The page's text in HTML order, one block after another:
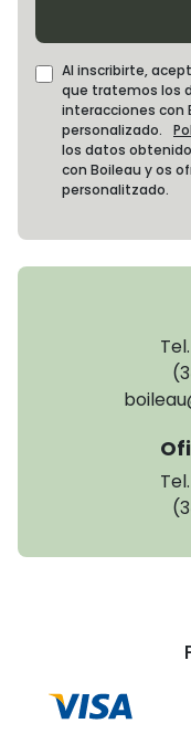
Al inscribirte,
que tratemos los
interacciones con
personalizado.
los datos
con Boileau y os
personalitzado.